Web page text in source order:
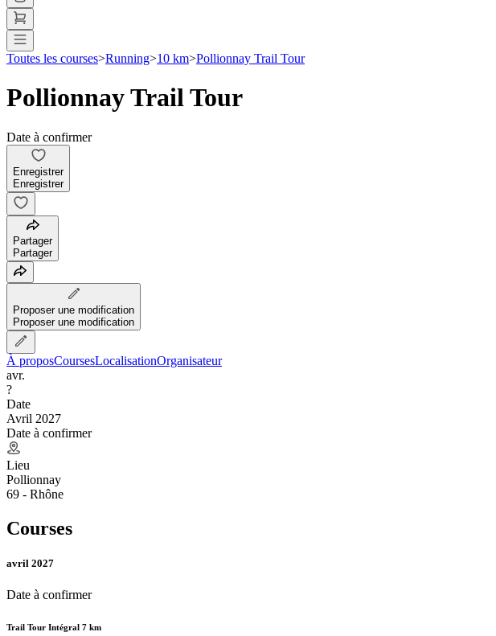
Toutes les courses>Running>10 km>Pollionnay Trail Tour
Pollionnay Trail Tour
Date à confirmer
Enregistrer
Enregistrer
Partager
Partager
Proposer une modification
Proposer une modification
À proposCoursesLocalisationOrganisateur
avr.
?
Date
Avril 2027
Date à confirmer
Lieu
Pollionnay
69 - Rhône
Courses
avril 2027
Date à confirmer
Trail Tour Intégral 7 km